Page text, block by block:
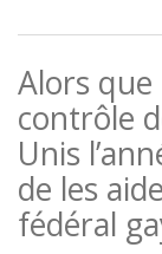
Alors
contrôle
Unis
de les
fédéral